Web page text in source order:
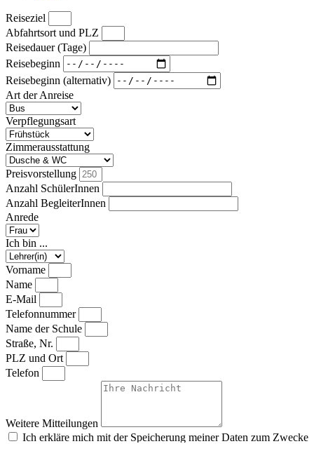
Reiseziel
Abfahrtsort und PLZ
Reisedauer (Tage)
Reisebeginn
Reisebeginn (alternativ)
Art der Anreise
Verpflegungsart
Zimmerausstattung
Preisvorstellung
Anzahl SchülerInnen
Anzahl BegleiterInnen
Anrede
Ich bin ...
Vorname
Name
E-Mail
Telefonnummer
Name der Schule
Straße, Nr.
PLZ und Ort
Telefon
Weitere Mitteilungen
Ich erkläre mich mit der Speicherung meiner Daten zum Zwecke